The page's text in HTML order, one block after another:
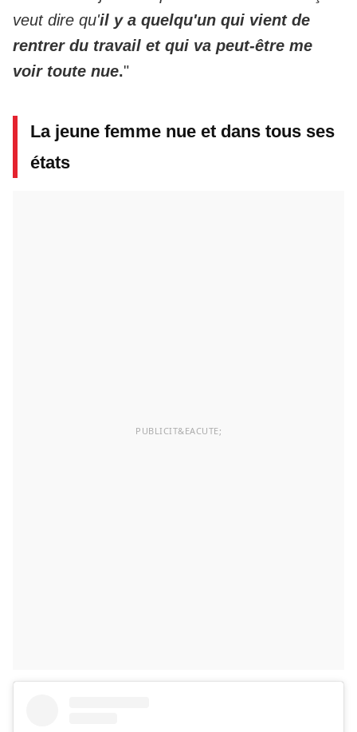
veut dire qu'il y a quelqu'un qui vient de
rentrer du travail et qui va peut-être me
voir toute nue."
La jeune femme nue et dans tous ses
états